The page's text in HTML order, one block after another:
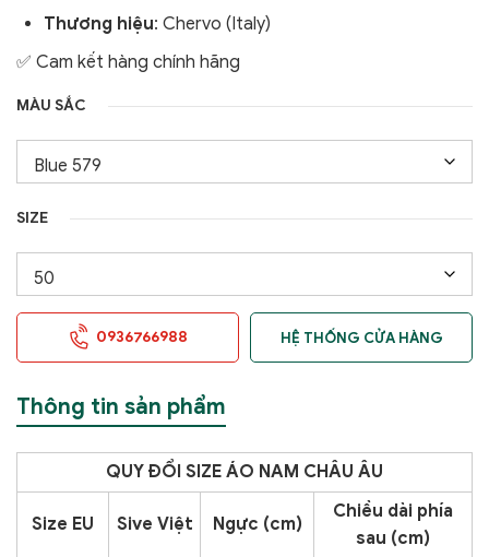
Thương hiệu: Chervo (Italy)
✅ Cam kết hàng chính hãng
MÀU SẮC
SIZE
0936766988 HỆ THỐNG CỬA HÀNG
Thông tin sản phẩm
QUY ĐỔI SIZE ÁO NAM CHÂU ÂU
Size EU Sive Việt Ngực (cm)
Chiều dài phía
sau (cm)